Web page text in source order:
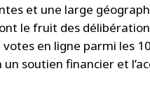
et une large
le fruit des
votes en ligne parmi les
un soutien financier et